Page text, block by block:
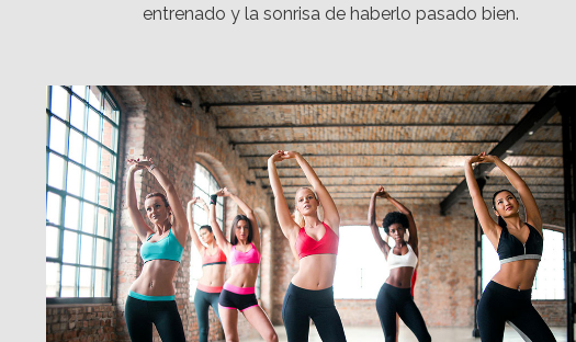
entrenado y la sonrisa de haberlo pasado bien.